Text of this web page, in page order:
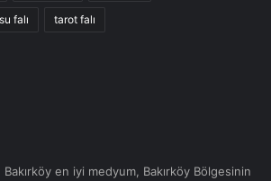
su falı tarot falı
Bakırköy en iyi medyum, Bakırköy Bölgesinin